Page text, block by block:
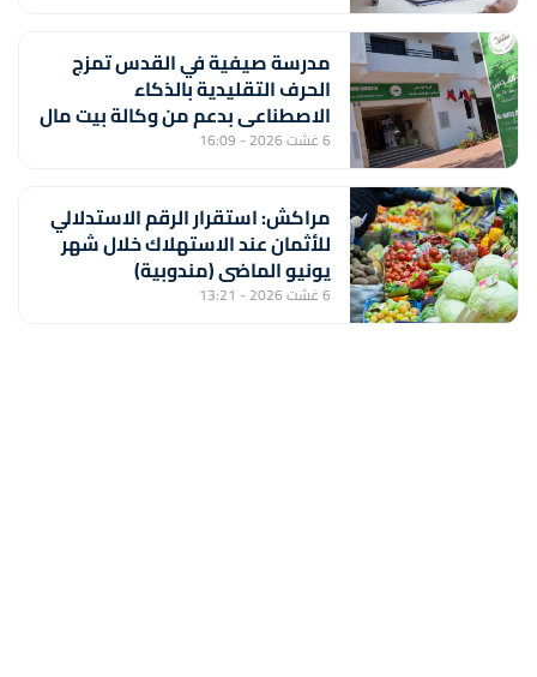
مدرسة صيفية في القدس تمزج
الحرف التقليدية بالذكاء
الاصطناعي بدعم من وكالة بيت مال
القدس الشريف
6 غشت 2026 - 16:09
مراكش: استقرار الرقم الاستدلالي
للأثمان عند الاستهلاك خلال شهر
يونيو الماضي (مندوبية)
6 غشت 2026 - 13:21